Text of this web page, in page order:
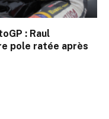
: Raul
pole ratée après